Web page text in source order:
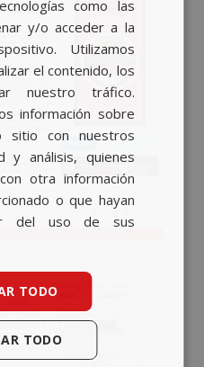
ENGLISH
como las
y/o acceder a la
Utilizamos
el contenido, los
nuestro tráfico.
información sobre
sitio con nuestros
y análisis, quienes
otra información
o que hayan
del uso de sus
TODO
TODO